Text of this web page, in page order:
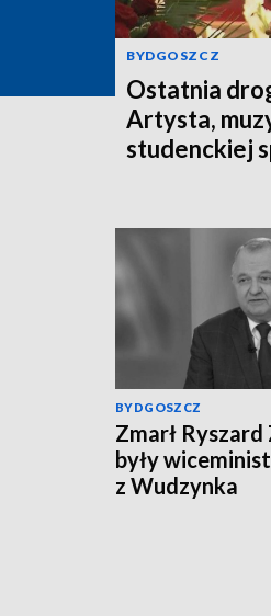
BYDGOSZCZ
Ostatnia
Artysta,
studenckiej
BYDGOSZCZ
Zmarł
były
z Wudzynka